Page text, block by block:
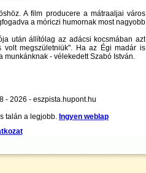
A film producere a mátraaljai város
a móriczi humornak most nagyobb
után állítólag az adácsi kocsmában azt
volt megszületniük". Ha az Égi madár is
- vélekedett Szabó István.
- 2026 - eszpista.hupont.hu
talán a legjobb. Ingyen weblap